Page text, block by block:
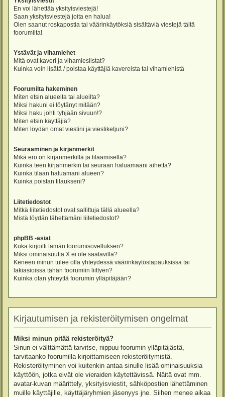
En voi lähettää yksityisviestejä!
Saan yksityisviestejä joita en halua!
Olen saanut roskapostia tai väärinkäytöksiä sisältäviä viestejä tältä
foorumilta!
Ystävät ja vihamiehet
Mitä ovat kaveri ja vihamieslistat?
Kuinka voin lisätä / poistaa käyttäjiä kavereista tai vihamiehistä
Foorumilta hakeminen
Miten etsin alueelta tai alueilta?
Miksi hakuni ei löytänyt mitään?
Miksi haku johti tyhjään sivuun!?
Miten etsin käyttäjiä?
Miten löydän omat viestini ja viestiketjuni?
Seuraaminen ja kirjanmerkit
Mikä ero on kirjanmerkillä ja tilaamisella?
Kuinka teen kirjanmerkin tai seuraan haluamaani aihetta?
Kuinka tilaan haluamani alueen?
Kuinka poistan tilaukseni?
Liitetiedostot
Mitkä liitetiedostot ovat sallittuja tällä alueella?
Mistä löydän lähettämäni liitetiedostot?
phpBB -asiat
Kuka kirjoitti tämän foorumisovelluksen?
Miksi ominaisuutta X ei ole saatavilla?
Keneen minun tulee olla yhteydessä väärinkäytöstapauksissa tai
lakiasioissa tähän foorumiin liittyen?
Kuinka otan yhteyttä foorumin ylläpitäjään?
Kirjautumisen ja rekisteröitymisen ongelmat
Miksi minun pitää rekisteröityä?
Sinun ei välttämättä tarvitse, riippuu foorumin ylläpitäjästä,
tarvitaanko foorumilla kirjoittamiseen rekisteröitymistä.
Rekisteröityminen voi kuitenkin antaa sinulle lisää ominaisuuksia
käyttöön, jotka eivät ole vieraiden käytettävissä. Näitä ovat mm.
avatar-kuvan määrittely, yksityisviestit, sähköpostien lähettäminen
muille käyttäjille, käyttäjäryhmien jäsenyys jne. Siihen menee aikaa